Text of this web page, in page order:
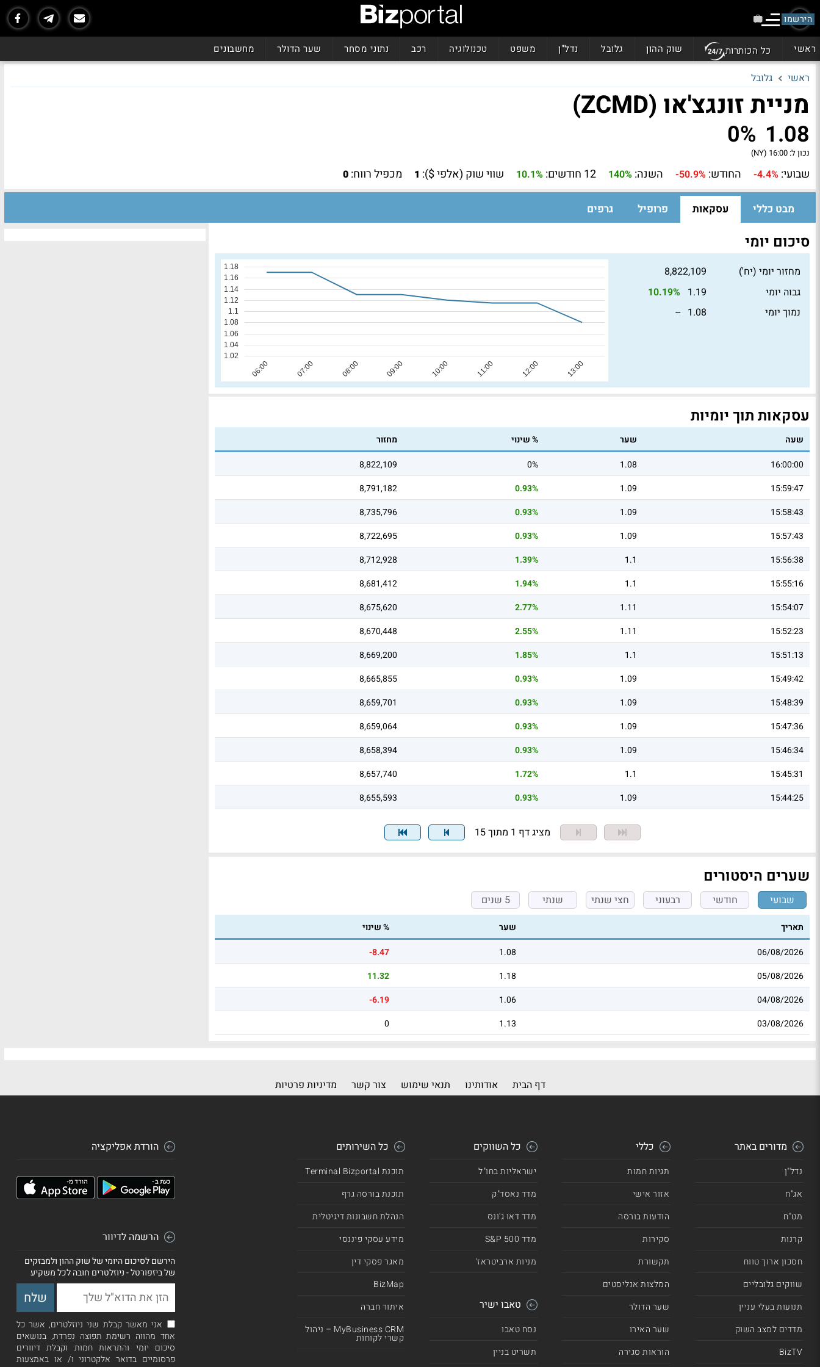
הירשמו
ראשי כל הכותרות שוק ההון גלובל נדל"ן משפט טכנולוגיה רכב נתוני מסחר שער הדולר מחשבונים
ראשי גלובל
מניית זונגצ'או (ZCMD)
1.08
0%
נכון ל: 16:00 (NY)
שבועי: -4.4% החודש: -50.9% השנה: 140% 12 חודשים: 10.1% שווי שוק (אלפי $): 1 מכפיל רווח: 0
מבט כללי עסקאות פרופיל גרפים
סיכום יומי
מחזור יומי (יח')
8,822,109
גבוה יומי
1.19
10.19%
נמוך יומי
1.08
--
עסקאות תוך יומיות
שעה שער % שינוי
מחזור
16:00:00
1.08
0%
8,822,109
15:59:47
1.09
0.93%
8,791,182
15:58:43
1.09
0.93%
8,735,796
15:57:43
1.09
0.93%
8,722,695
15:56:38
1.1
1.39%
8,712,928
15:55:16
1.1
1.94%
8,681,412
15:54:07
1.11
2.77%
8,675,620
15:52:23
1.11
2.55%
8,670,448
15:51:13
1.1
1.85%
8,669,200
15:49:42
1.09
0.93%
8,665,855
15:48:39
1.09
0.93%
8,659,701
15:47:36
1.09
0.93%
8,659,064
15:46:34
1.09
0.93%
8,658,394
15:45:31
1.1
1.72%
8,657,740
15:44:25
1.09
0.93%
8,655,593
מציג דף 1 מתוך 15
שערים היסטורים
שבועי חודשי רבעוני חצי שנתי שנתי 5 שנים
תאריך שער
% שינוי
06/08/2026
1.08
-8.47
05/08/2026
1.18
11.32
04/08/2026
1.06
-6.19
03/08/2026
1.13
0
דף הבית אודותינו תנאי שימוש צור קשר מדיניות פרטיות
מדורים באתר
נדל"ן
אג"ח
מט"ח
קרנות
חסכון ארוך טווח
שווקים גלובליים
תנועות בעלי עניין
מדדים למצב השוק
BizTV
כללי
תגיות חמות
אזור אישי
הודעות בורסה
סקירות
תקשורת
המלצות אנליסטים
שער הדולר
שער האירו
הוראות סגירה
כל השווקים
ישראליות בחו"ל
מדד נאסד"ק
מדד דאו ג'ונס
מדד 500 S&P
מניות ארביטראז'
טאבו ישיר
נסח טאבו
תשריט בניין
כל השירותים
תוכנת Terminal Bizportal
תוכנת בורסה גרף
הנהלת חשבונות דיגיטלית
מידע עסקי פיננסי
מאגר פסקי דין
BizMap
איתור חברה
MyBusiness CRM – ניהול
קשרי לקוחות
הורדת אפליקציה
הרשמה לדיוור
הירשם לסיכום היומי של שוק ההון ולמבזקים
של ביזפורטל - ניוזלטרים חובה לכל משקיע
אני מאשר קבלת שני ניוזלטרים, אשר כל
אחד מהווה רשימת תפוצה נפרדת, בנושאים
סיכום יומי והתראות חמות וקבלת דיוורים
פרסומיים בדואר אלקטרוני ו/ או באמצעות